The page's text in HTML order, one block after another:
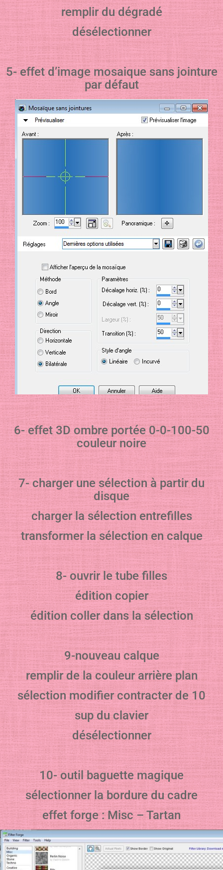
remplir du dégradé
désélectionner
5- effet d’image mosaique sans jointure
par défaut
6- effet 3D ombre portée 0-0-100-50
couleur noire
7- charger une sélection à partir du
disque
charger la sélection entrefilles
transformer la sélection en calque
8- ouvrir le tube filles
édition copier
édition coller dans la sélection
9-nouveau calque
remplir de la couleur arrière plan
sélection modifier contracter de 10
sup du clavier
désélectionner
10- outil baguette magique
sélectionner la bordure du cadre
effet forge : Misc – Tartan